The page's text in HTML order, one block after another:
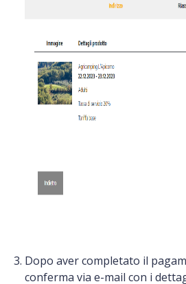
Dopo aver completato il
conferma via e-mail con i